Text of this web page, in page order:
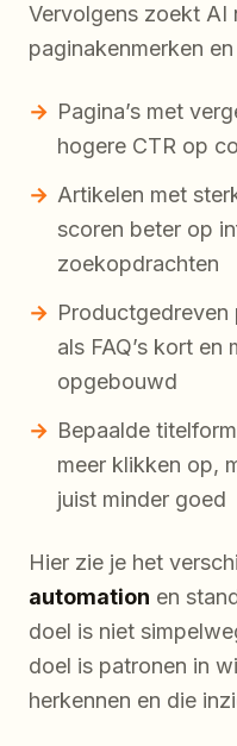
Vervolgens zoekt AI
paginakenmerken
Pagina’s met
hogere CTR op
Artikelen met
scoren beter op
zoekopdrachten
Productgedreven
als FAQ’s kort en
opgebouwd
Bepaalde
meer klikken op,
juist minder goed
Hier zie je het
automation en
doel is niet
doel is patronen in
herkennen en die